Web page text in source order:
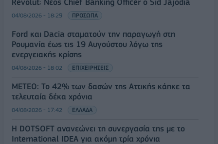
04/08/2026 - 18:29 ΠΡΟΣΩΠΑ
Ford και Dacia σταματούν την παραγωγή στη
Ρουμανία έως τις 19 Αυγούστου λόγω της
ενεργειακής κρίσης
04/08/2026 - 18:02 ΕΠΙΧΕΙΡΗΣΕΙΣ
ΜΕΤΕΟ: Το 42% των δασών της Αττικής κάηκε τα
τελευταία δέκα χρόνια
04/08/2026 - 17:42 ΕΛΛΑΔΑ
Η DOTSOFT ανανεώνει τη συνεργασία της με το
International IDEA για ακόμη τρία χρόνια